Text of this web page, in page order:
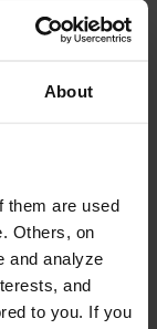
About
them are used
Others, on
and analyze
and
to you. If you
Teasome -
Milk Oolong